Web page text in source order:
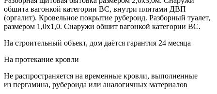
обшита вагонкой категории ВС, внутри плитами ДВП
(оргалит). Кровельное покрытие рубероид. Разборный туалет,
размером 1,0х1,0. Снаружи обшит вагонкой категории ВС.
На строительный объект, дом даётся гарантия 24 месяца
На протекание кровли
Не распространяется на временные кровли, выполненные
из пергамина, рубероида или аналогичных материалов